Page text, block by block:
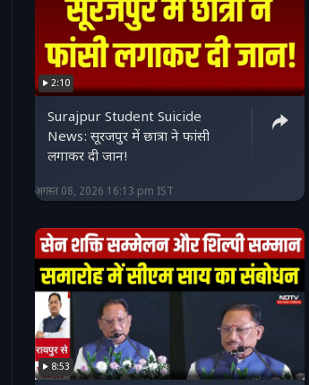
2:10
Surajpur Student Suicide
News: सूरजपुर में छात्रा ने फांसी
लगाकर दी जान!
अगस्त 08, 2026 16:13 pm IST
8:53